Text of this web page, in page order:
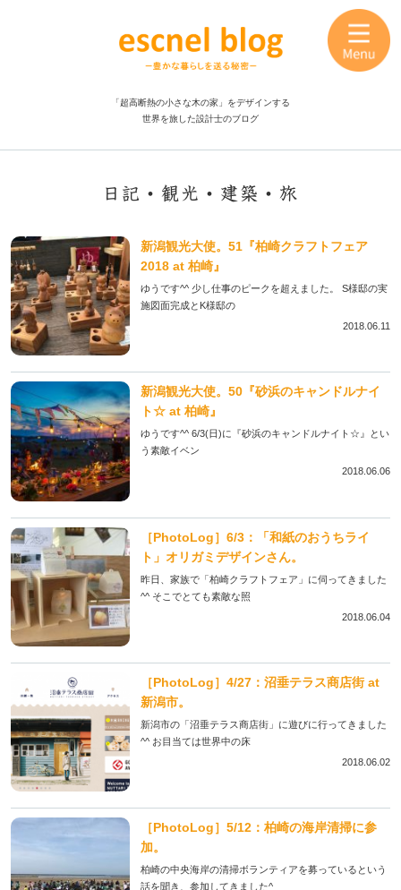
「超高断熱の小さな木の家」をデザインする
世界を旅した設計士のブログ
日記・観光・建築・旅
新潟観光大使。51『柏崎クラフトフェア
2018 at 柏崎』
ゆうです^^ 少し仕事のピークを超えました。 S様邸の実
施図面完成とK様邸の
2018.06.11
新潟観光大使。50『砂浜のキャンドルナイ
ト☆ at 柏崎』
ゆうです^^ 6/3(日)に『砂浜のキャンドルナイト☆』とい
う素敵イベン
2018.06.06
［PhotoLog］6/3：「和紙のおうちライ
ト」オリガミデザインさん。
昨日、家族で「柏崎クラフトフェア」に伺ってきました
^^ そこでとても素敵な照
2018.06.04
［PhotoLog］4/27：沼垂テラス商店街 at
新潟市。
新潟市の「沼垂テラス商店街」に遊びに行ってきました
^^ お目当ては世界中の床
2018.06.02
［PhotoLog］5/12：柏崎の海岸清掃に参
加。
柏崎の中央海岸の清掃ボランティアを募っているという
話を聞き、参加してきました^